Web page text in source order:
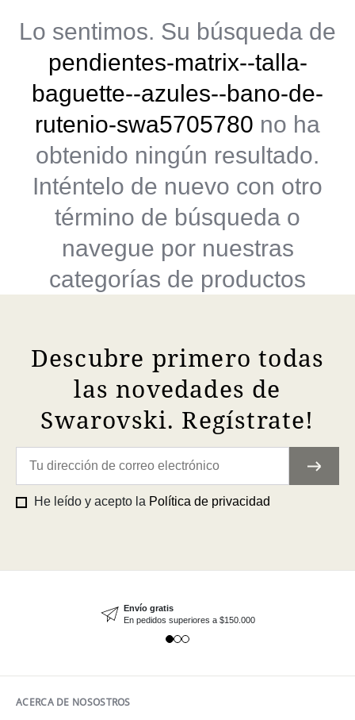
Lo sentimos. Su búsqueda de
pendientes-matrix--talla-
baguette--azules--bano-de-
rutenio-swa5705780 no ha
obtenido ningún resultado.
Inténtelo de nuevo con otro
término de búsqueda o
navegue por nuestras
categorías de productos
Descubre primero todas
las novedades de
Swarovski. Regístrate!
He leído y acepto la Política de privacidad
Envío gratis
En pedidos superiores a $150.000
ACERCA DE NOSOSTROS